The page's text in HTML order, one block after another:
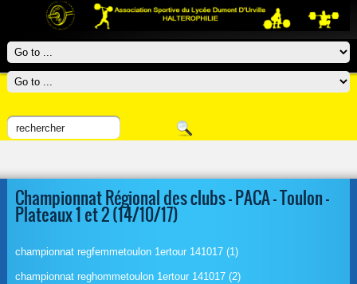
Championnat Régional des clubs – PACA – Toulon –
Plateaux 1 et 2 (14/10/17)
championnat regfemmetoulon 1ertour 141017 (1)
championnat reghommetoulon 1ertour 141017 (2)